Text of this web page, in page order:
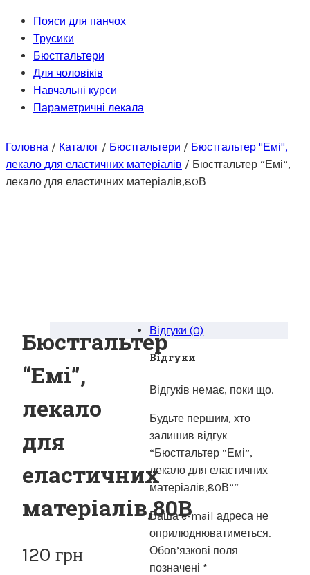
Пояси для панчох
Трусики
Бюстгальтери
Для чоловіків
Навчальні курси
Параметричні лекала
Головна / Каталог / Бюстгальтери / Бюстгальтер "Емі",
лекало для еластичних матеріалів / Бюстгальтер “Емі”,
лекало для еластичних матеріалів,80В
Бюстгальтер
“Емі”,
лекало
для
еластичних
матеріалів,80В
120 грн
Відгуки (0)
Відгуки
Відгуків немає, поки що.
Будьте першим, хто
залишив відгук
“Бюстгальтер “Емі”,
лекало для еластичних
матеріалів,80В”“
Ваша e-mail адреса не
оприлюднюватиметься.
Обов’язкові поля
позначені *